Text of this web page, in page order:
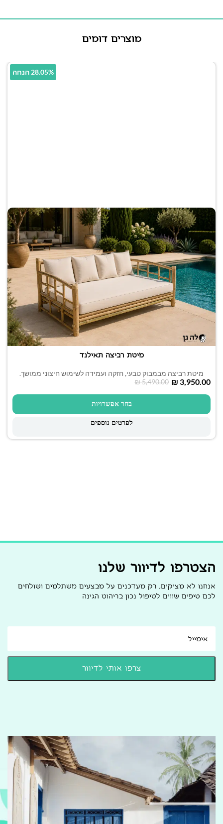
מוצרים דומים
28.05% הנחה
מיטת רביצה תאילנד
מיטת רביצה מבמבוק טבעי, חזקה ועמידה לשימוש חיצוני ממושך.
₪5,490.00 ₪ 3,950.00
בחר אפשרויות
לפרטים נוספים
הצטרפו לדיוור שלנו
אנחנו לא מציקים, רק מעדכנים על מבצעים משתלמים ושולחים
לכם טיפים שווים לטיפול נכון בריהוט הגינה